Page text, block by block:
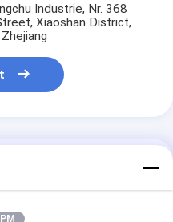
Industrie, Nr. 368
Xiaoshan District,
Preis Für
7 R2200LC-7 XKAQ-